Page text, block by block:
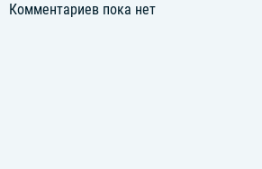
Комментариев пока нет